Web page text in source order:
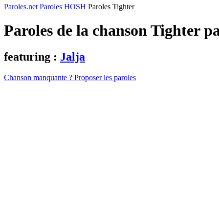
Paroles.net Paroles HOSH Paroles Tighter
Paroles de la chanson Tighter
featuring : Jalja
Chanson manquante ? Proposer les paroles